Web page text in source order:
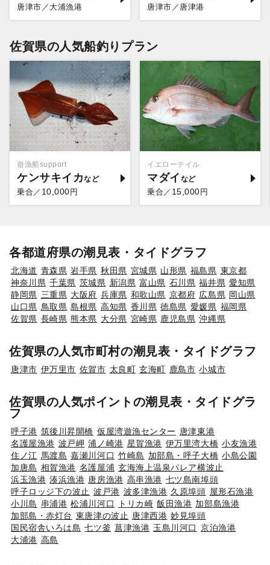
唐津市／大浦漁港 唐津市／唐津港
佐賀県の人気船釣りプラン
遊漁船support
ケンサキイカ
乗合／ 10,000 円
イエローテイル
マダイ
乗合／ 15,000 円
各都道府県の潮見表・タイドグラフ
北海道 青森県 岩手県 秋田県 宮城県 山形県 福島県 東京都
神奈川県 千葉県 茨城県 新潟県 富山県 石川県 福井県 愛知県
静岡県 三重県 大阪府 兵庫県 和歌山県 京都府 広島県 岡山県
山口県 鳥取県 島根県 高知県 香川県 徳島県 愛媛県 福岡県
佐賀県 長崎県 熊本県 大分県 宮崎県 鹿児島県 沖縄県
佐賀県の人気市町村の潮見表・タイドグラフ
唐津市 伊万里市 佐賀市 太良町 玄海町 鹿島市 小城市
佐賀県の人気ポイントの潮見表・タイドグラ
フ
呼子港 筑後川昇開橋 仮屋湾遊漁センター
唐津東港
名護屋漁港 波戸岬 浦ノ崎港 星賀漁港 伊万里湾大橋 小友漁港
住ノ江 馬渡島 嘉瀬川河口 竹崎島 加部島・呼子大橋 小島公園
加唐島 相賀漁港 名護屋浦 玄海海上温泉パレア横波止
浜玉漁港 湊浜漁港 唐房漁港 高串漁港 七ツ島南埠頭
呼子ロッジ下の波止 波戸港 波多津漁港 久原埠頭 屋形石漁港
小川島 串浦港 松浦川河口 トリカ崎 飯田漁港 加部島漁港
加部島・赤灯台 東唐津の波止 唐津西港 妙見埠頭
国民宿舎いろは島 七ツ釜 菖津漁港 玉島川河口 京泊漁港
大浦港 高島